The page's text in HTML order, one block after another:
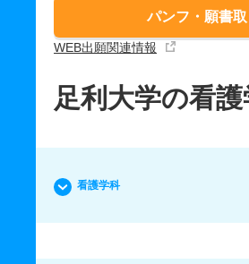
パンフ・願書
WEB出願関連情報
足利大学の看
看護学科